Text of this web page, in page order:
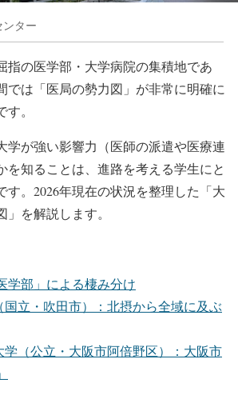
ンター
指の医学部・大学病院の集積地であ
では「医局の勢力図」が非常に明確に
。
学が強い影響力（医師の派遣や医療連
を知ることは、進路を考える学生にと
す。2026年現在の状況を整理した「大
を解説します。
学部」による棲み分け
国立・吹田市）：北摂から全域に及ぶ
学（公立・大阪市阿倍野区）：大阪市